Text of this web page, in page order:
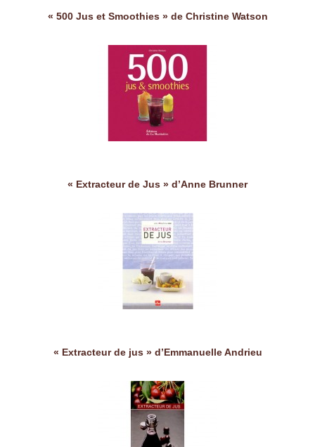
« 500 Jus et Smoothies » de Christine Watson
« Extracteur de Jus » d’Anne Brunner
« Extracteur de jus » d’Emmanuelle Andrieu